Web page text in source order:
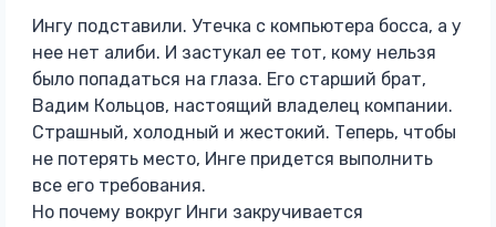
Ингу подставили. Утечка с компьютера босса, а у
нее нет алиби. И застукал ее тот, кому нельзя
было попадаться на глаза. Его старший брат,
Вадим Кольцов, настоящий владелец компании.
Страшный, холодный и жестокий. Теперь, чтобы
не потерять место, Инге придется выполнить
все его требования.
Но почему вокруг Инги закручивается